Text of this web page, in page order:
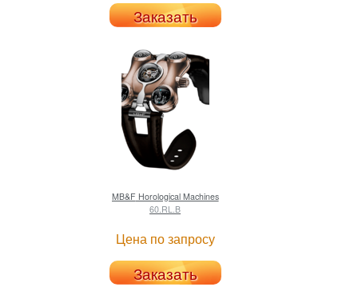
Заказать
MB&F Horological Machines
60.RL.B
Цена по запросу
Заказать